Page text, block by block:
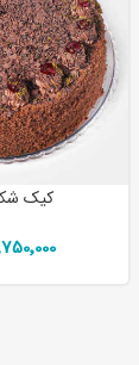
کیک
2٬750٬000